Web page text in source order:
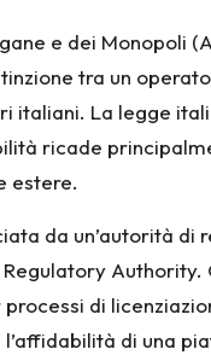
e dei Monopoli
tra un
La legge
ricade
estere.
da un’autorità
di
di una